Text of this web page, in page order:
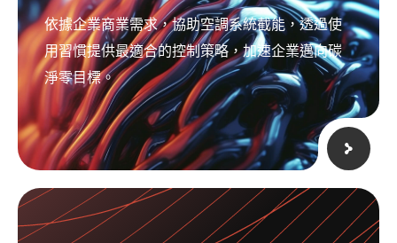
依據企業商業需求，協助空調系統截能，透過使
用習慣提供最適合的控制策略，加速企業邁向碳
淨零目標。